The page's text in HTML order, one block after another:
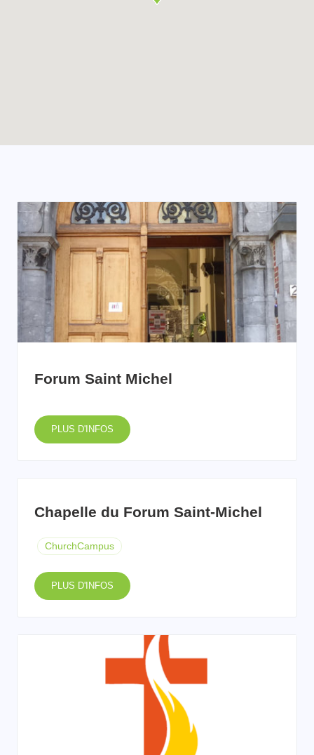
Forum Saint Michel
PLUS D'INFOS
Chapelle du Forum Saint-Michel
ChurchCampus
PLUS D'INFOS